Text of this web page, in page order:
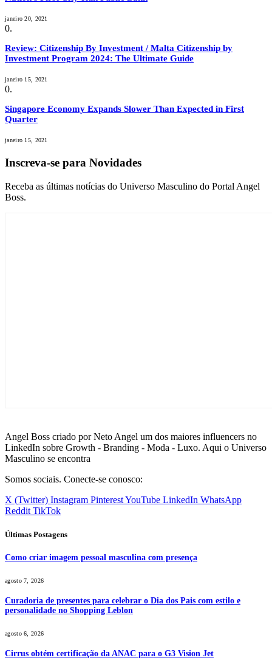
janeiro 20, 2021
Review: Citizenship By Investment / Malta Citizenship by
Investment Program 2024: The Ultimate Guide
janeiro 15, 2021
Singapore Economy Expands Slower Than Expected in First
Quarter
janeiro 15, 2021
Inscreva-se para Novidades
Receba as últimas notícias do Universo Masculino do Portal Angel
Boss.
Angel Boss criado por Neto Angel um dos maiores influencers no
LinkedIn sobre Growth - Branding - Moda - Luxo. Aqui o Universo
Masculino se encontra
Somos sociais. Conecte-se conosco:
X (Twitter) Instagram PinterestYouTube LinkedIn WhatsApp
Reddit TikTok
Últimas Postagens
Como criar imagem pessoal masculina com presença
agosto 7, 2026
Curadoria de presentes para celebrar o Dia dos Pais com estilo e
personalidade no Shopping Leblon
agosto 6, 2026
Cirrus obtém certificação da ANAC para o G3 Vision Jet